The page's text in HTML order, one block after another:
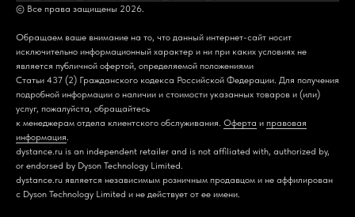
© Все права защищены 2026.
Обращаем ваше внимание на то, что данный интернет-сайт носит
исключительно информационный характер и ни при каких условиях не
является публичной офертой, определяемой положениями
Статьи 437 (2) Гражданского кодекса Российской Федерации. Для получения
подробной информации о наличии и стоимости указанных товаров и (или)
услуг, пожалуйста, обращайтесь
к менеджерам отдела клиентского обслуживания. Оферта и правовая
информация.
dystance.ru is an independent retailer and is not affiliated with, authorized by,
or endorsed by Dyson Technology Limited.
dystance.ru является независимым розничным продавцом и не аффилирован
с Dyson Technology Limited и не действует от ее имени.